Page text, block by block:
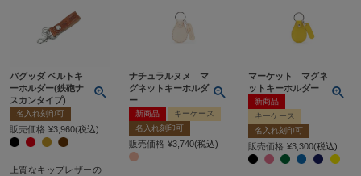
バグッダ ベルトキ
ーホルダー(鉄砲ナ
スカンタイプ)
名入れ刻印可
販売価格 ¥3,960 税込
上質なキップレザーの
ナチュラルヌメ マ
グネットキーホルダ
ー
新商品
キーケース
名入れ刻印可
販売価格 ¥3,740 税込
マーケット マグネ
ットキーホルダー
新商品
キーケース
名入れ刻印可
販売価格 ¥3,300 税込